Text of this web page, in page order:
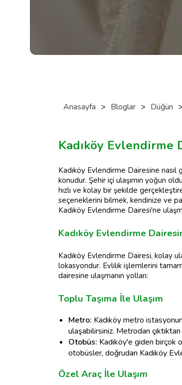
Anasayfa > Bloglar > Düğün >
Kadıköy Evlendirme
Kadıköy Evlendirme Dairesine
konudur. Şehir içi ulaşımın yoğun
hızlı ve kolay bir şekilde
seçeneklerini bilmek, kendinize ve
Kadıköy Evlendirme Dairesi'ne
Kadıköy Evlendirme
Kadıköy Evlendirme Dairesi, kolay
lokasyondur. Evlilik işlemlerini
dairesine ulaşmanın yolları:
Toplu Taşıma İle Ulaşım
Metro: Kadıköy metro
ulaşabilirsiniz. Metrodan
Otobüs: Kadıköy'e giden birçok
otobüsler, doğrudan Kadıköy
Özel Araç İle Ulaşım